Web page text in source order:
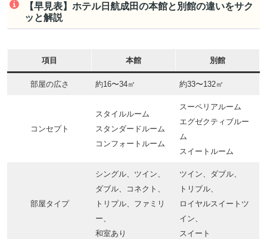
【早見表】ホテル日航成田の本館と別館の違いをサク
ッと解説
項目 本館 別館
部屋の広さ 約16〜34㎡ 約33〜132㎡
コンセプト
スタイルルーム
スタンダードルーム
コンフォートルーム
スーペリアルーム
エグゼクティブルー
ム
スイートルーム
部屋タイプ
シングル、ツイン、
ダブル、コネクト、
トリプル、ファミリ
ー、
和室あり
ツイン、ダブル、
トリプル、
ロイヤルスイートツ
イン、
スイート